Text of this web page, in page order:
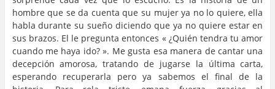
hombre que se da cuenta que su mujer ya no lo quiere, ella
habla durante su sueño diciendo que ya no quiere estar en
sus brazos. El le pregunta entonces « ¿Quién tendra tu amor
cuando me haya ido? ». Me gusta esa manera de cantar una
decepción amorosa, tratando de jugarse la última carta,
esperando recuperarla pero ya sabemos el final de la